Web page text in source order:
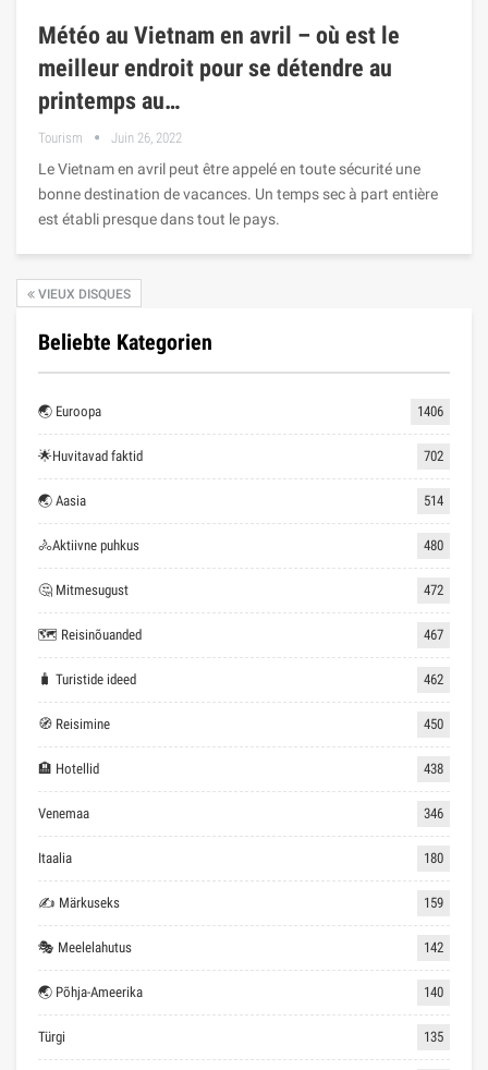
Météo au Vietnam en avril – où est le
meilleur endroit pour se détendre au
printemps au…
Tourism Juin 26, 2022
Le Vietnam en avril peut être appelé en toute sécurité une
bonne destination de vacances. Un temps sec à part entière
est établi presque dans tout le pays.
VIEUX DISQUES
Beliebte Kategorien
🌏 Euroopa 1406
🌟Huvitavad faktid 702
🌏 Aasia 514
🚴Aktiivne puhkus 480
🤔 Mitmesugust 472
🗺 Reisinõuanded 467
🧳 Turistide ideed 462
🧭 Reisimine 450
🏨 Hotellid 438
Venemaa 346
Itaalia 180
✍ Märkuseks 159
🎭 Meelelahutus 142
🌏 Põhja-Ameerika 140
Türgi 135